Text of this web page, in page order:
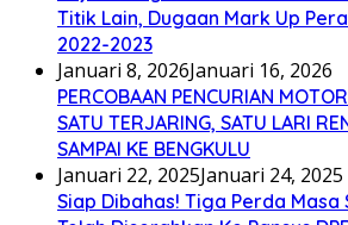
Titik Lain, Dugaan Mark Up
2022-2023
Januari 8, 2026Januari 16, 2026
PERCOBAAN PENCURIAN
SATU TERJARING, SATU LARI
SAMPAI KE BENGKULU
Januari 22, 2025Januari 24, 2025
Siap Dibahas! Tiga Perda